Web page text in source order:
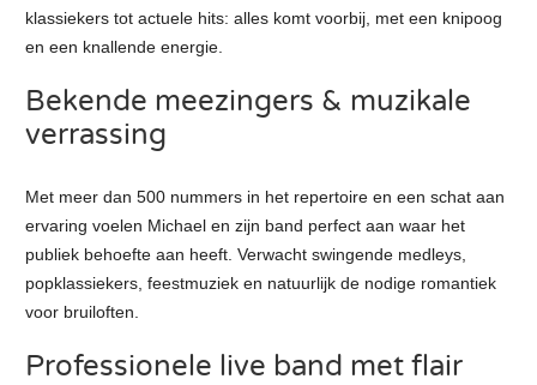
klassiekers tot actuele hits: alles komt voorbij, met een knipoog
en een knallende energie.
Bekende meezingers & muzikale
verrassing
Met meer dan 500 nummers in het repertoire en een schat aan
ervaring voelen Michael en zijn band perfect aan waar het
publiek behoefte aan heeft. Verwacht swingende medleys,
popklassiekers, feestmuziek en natuurlijk de nodige romantiek
voor bruiloften.
Professionele live band met flair